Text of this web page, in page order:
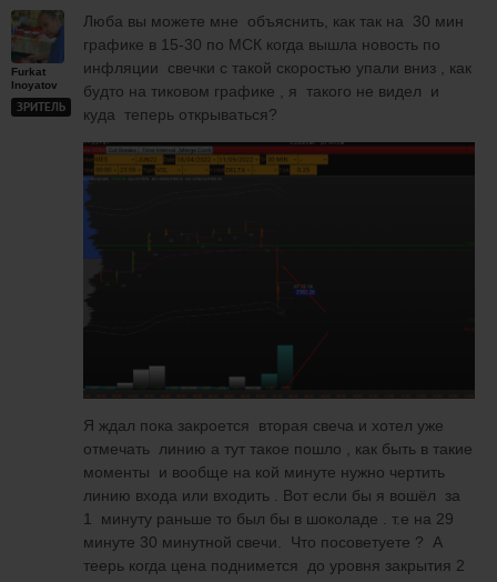
Furkat
Inoyatov
ЗРИТЕЛЬ
Люба вы можете мне объяснить, как так на 30 мин
графике в 15-30 по МСК когда вышла новость по
инфляции свечки с такой скоростью упали вниз , как
будто на тиковом графике , я такого не видел и
куда теперь открываться?
Я ждал пока закроется вторая свеча и хотел уже
отмечать линию а тут такое пошло , как быть в такие
моменты и вообще на кой минуте нужно чертить
линию входа или входить . Вот если бы я вошёл за
1 минуту раньше то был бы в шоколаде . т.е на 29
минуте 30 минутной свечи. Что посоветуете ? А
теерь когда цена поднимется до уровня закрытия 2